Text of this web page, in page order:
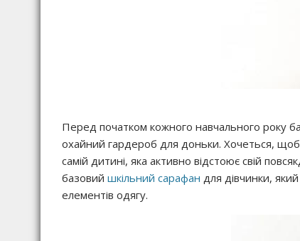
Перед початком кожного навчального року
охайний гардероб для доньки. Хочеться, щоб
самій дитині, яка активно відстоює свій
базовий шкільний сарафан для дівчинки,
елементів одягу.